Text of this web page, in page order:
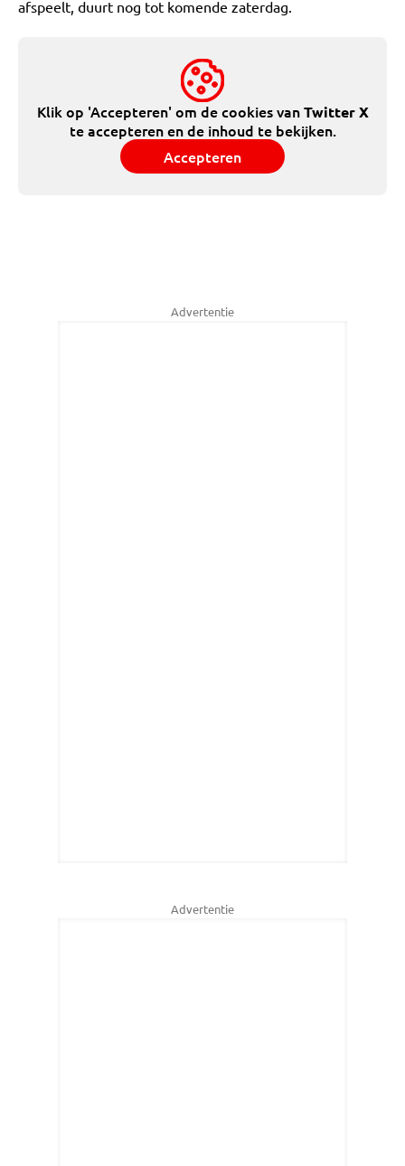
afspeelt, duurt nog tot komende zaterdag.
Klik op 'Accepteren' om de cookies vanTwitter X
te accepteren en de inhoud te bekijken.
Accepteren
Advertentie
Advertentie